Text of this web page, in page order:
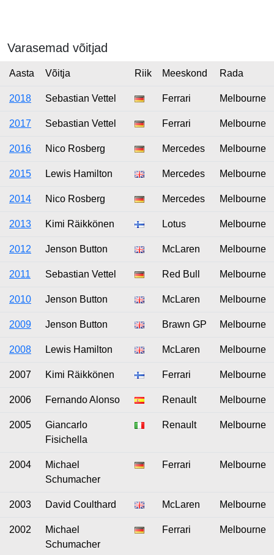
Varasemad võitjad
Aasta Võitja Riik Meeskond Rada
2018 Sebastian Vettel Ferrari Melbourne
2017 Sebastian Vettel Ferrari Melbourne
2016 Nico Rosberg Mercedes Melbourne
2015 Lewis Hamilton Mercedes Melbourne
2014 Nico Rosberg Mercedes Melbourne
2013 Kimi Räikkönen Lotus Melbourne
2012 Jenson Button McLaren Melbourne
2011 Sebastian Vettel Red Bull Melbourne
2010 Jenson Button McLaren Melbourne
2009 Jenson Button Brawn GP Melbourne
2008 Lewis Hamilton McLaren Melbourne
2007 Kimi Räikkönen Ferrari Melbourne
2006 Fernando Alonso Renault Melbourne
2005
Giancarlo
Fisichella
Renault Melbourne
2004
Michael
Schumacher
Ferrari Melbourne
2003 David Coulthard McLaren Melbourne
2002
Michael
Schumacher
Ferrari Melbourne